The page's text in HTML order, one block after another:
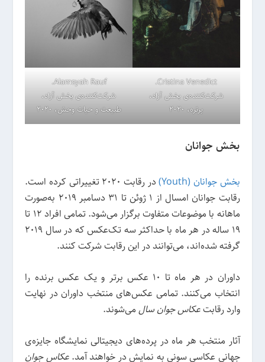
Cristina Venedict.
شرکت‌کننده‌ی بخش آزاد،
پرتره، 2020
Alamsyah Rauf.
شرکت‌کننده‌ی بخش آزاد،
طبیعت و حیات وحش، 2020
بخش جوانان
بخش جوانان (Youth)
در رقابت 2020 تغییراتی کرده است.
رقابت جوانان امسال از 1 ژوئن تا 31 دسامبر 2019 به‌صورت
ماهانه با موضوعات متفاوت برگزار می‌شود. تمامی افراد 12 تا
19 ساله در هر ماه با حداکثر سه تک‌عکس که در سال 2019
گرفته شده‌اند، می‌توانند در این رقابت شرکت کنند.
داوران در هر ماه تا 10 عکس برتر و یک عکس برنده را
انتخاب می‌کنند. تمامی عکس‌های منتخب داوران در نهایت
وارد رقابتعکاس جوان سال می‌شوند.
آثار منتخب هر ماه در پرد‌ه‌های دیجیتالی نمایشگاه جایزه‌ی
جهانی عکاسی سونی به نمایش در خواهند آمد.عکاس جوان